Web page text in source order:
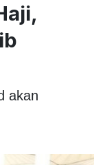
akan